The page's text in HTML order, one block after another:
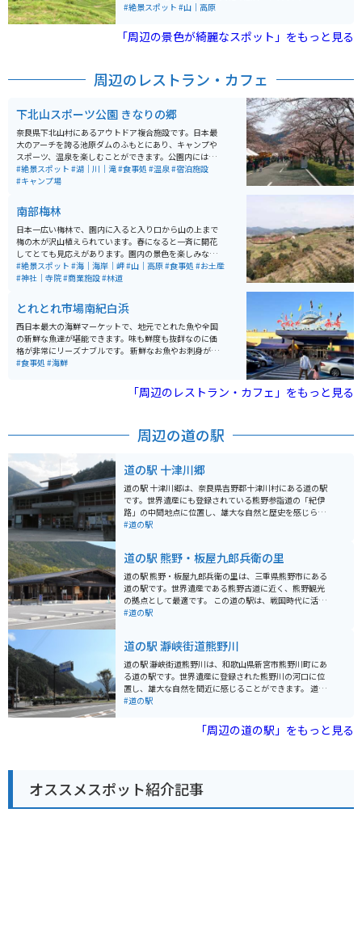
なく海外の人も感動できる場所です。立地はとても田舎
で約40分程で行くことができ、無料駐車場もあります。
四季を通じて美しさが変わり、それぞれで魅力がありま
色に輝き、冬は比較的暖かいですが雪景色が見れる事も
#絶景スポット #山｜高原
「周辺の景色が綺麗なスポット」をもっと見る
周辺のレストラン・カフェ
下北山スポーツ公園 きなりの郷
奈良県下北山村にあるアウトドア複合施設です。日本最
大のアーチを誇る池原ダムのふもとにあり、キャンプや
スポーツ、温泉を楽しむことができます。公園内にはオ
ートキャンプ場、バンガロー、コテージがあり、グルー
プでの宿泊も可能です。キャンプ場からは、池原ダムの
ートや多目的グラウンド、バーベキューハウス、炊事棟
など、様々な設備が整っており、スポーツ合宿や研修に
も利用されています。温泉施設「きなりの湯」では、疲
れを癒すことができ、自然に囲まれた環境でリフレッシ
ュできます。春には下北山村主催のさくら祭りが開催さ
れており、敷地内の桜が満開になると、関西一とも思わ
れる桜の絶景が広がります。
#絶景スポット #湖｜川｜滝#食事処 #温泉#宿泊施設
#キャンプ場
南部梅林
日本一広い梅林で、園内に入ると入り口から山の上まで
梅の木が沢山植えられています。春になると一斉に開花
してとても見応えがあります。園内の景色を楽しみなが
ら歩いていると丁度良い運動になります。 入り口に神社
があり、進むとイベント広場があり、更に行くと山頂か
はり寿司が売られています。駐車場では梅昆布茶や梅饅
頭、様々な種類の味付けの梅干しがお土産として売られ
ています。
#絶景スポット #海｜海岸｜岬#山｜高原#食事処 #お土産
#神社｜寺院#商業施設#林道
とれとれ市場南紀白浜
西日本最大の海鮮マーケットで、地元でとれた魚や全国
の新鮮な魚達が堪能できます。味も鮮度も抜群なのに価
格が非常にリーズナブルです。 新鮮なお魚やお刺身が食
べられてたり海鮮BBQが出来たりとお魚好きにはたまら
なお魚達を買って帰ることが出来るので、家でも新鮮な
お魚の味を楽しむことが出来ます。
#食事処 #海鮮
「周辺のレストラン・カフェ」をもっと見る
周辺の道の駅
道の駅 十津川郷
道の駅 十津川郷は、奈良県吉野郡十津川村にある道の駅
です。世界遺産にも登録されている熊野参詣道の「紀伊
路」の中間地点に位置し、雄大な自然と歴史を感じられ
る場所として人気があります。 道の駅には、地元の特産
楽しむことができます。また、観光案内所では、周辺の
観光スポットや宿泊施設の情報を入手することができま
す。 バイクで訪れる場合、道の駅には広い駐車場が完備
されているので安心です。十津川村は、山間部のワイン
ディングロードが続くため、ツーリングにも最適なエリ
に登録されている「熊野本宮大社」や「玉置神社」、日
本三大名瀑の一つである「那智の滝」など、見どころが
多数あります。また、十津川村は温泉地としても知られ
ており、日帰り温泉施設も充実しています。
#道の駅
道の駅 熊野・板屋九郎兵衛の里
道の駅 熊野・板屋九郎兵衛の里は、三重県熊野市にある
道の駅です。世界遺産である熊野古道に近く、熊野観光
の拠点として最適です。 この道の駅は、戦国時代に活躍
した武将・真田幸村（幼名：源次郎）の父、真田昌幸に
わる資料を展示した「板屋九郎兵衛之家」や、地元の特
産品を販売するショップ、レストランなどがあります。
熊野灘を望む絶景スポットとしても知られており、特に
夕暮れ時には美しい夕日を見ることができます。 バイク
で訪れる場合、道の駅には広い駐車場が完備されている
としては、熊野古道で採れる「さんしょ」を使った商品
#道の駅
道の駅 瀞峡街道熊野川
道の駅 瀞峡街道熊野川は、和歌山県新宮市熊野川町にあ
る道の駅です。世界遺産に登録された熊野川の河口に位
置し、雄大な自然を間近に感じることができます。 道の
駅には、地元産の新鮮な野菜や果物を販売する物産品コ
ります。熊野地方は、温暖な気候で育った柑橘類が有名
です。みかんをはじめ、ゆずやレモンなども人気があり
川沿いを走る国道168号がおすすめです。瀞峡と呼ばれ
る景勝地を走り抜けることができ、変化に富んだ景色を
楽しむことができます。道の駅には、バイク専用の駐車
#道の駅
「周辺の道の駅」をもっと見る
オススメスポット紹介記事